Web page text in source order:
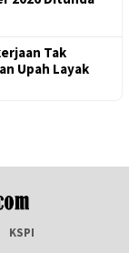
Tak
Upah Layak
KSPI